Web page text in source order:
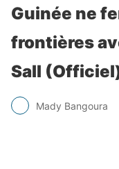
Guinée ne
frontières
Sall
Mady Bangoura